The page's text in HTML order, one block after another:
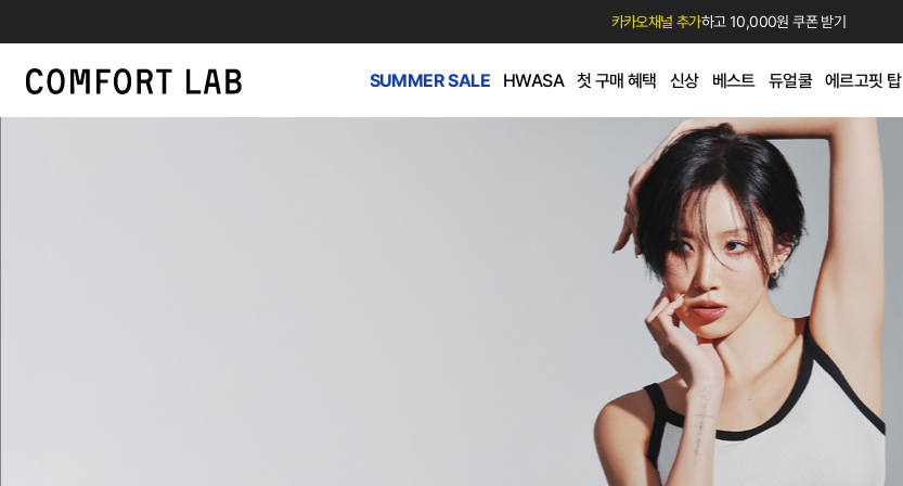
카카오채널 추가하고 10,000원 쿠폰 받기
SUMMER SALE HWASA 첫 구매 혜택 신상 베스트 듀얼쿨 에르고핏 탑